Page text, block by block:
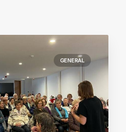
GENERAL